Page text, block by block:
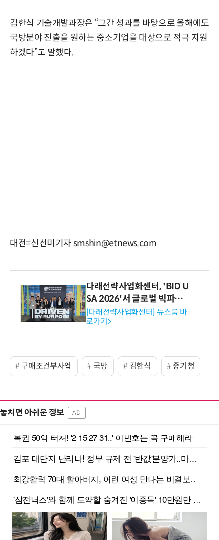
김한식 기술개발과장은 “그간 성과를 바탕으로 올해에도
국방분야 진출을 원하는 중소기업을 대상으로 적극 지원
하겠다”고 말했다.
대전=신선미기자 smshin@etnews.com
다래전략사업화센터, 'BIO U
SA 2026'서 글로벌 빅파마
와의 비즈니스 미팅 지원…K
-바이오 해외 진출 교두보 확
보
[다래전략사업화센터] 뉴스룸 바
로가기>
구매조건부사업 국방 김한식 중기청
놓치면 아쉬운 정보 AD